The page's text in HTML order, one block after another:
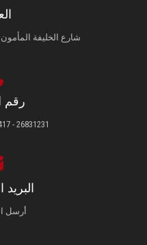
شارع الخليفة
رقم
26831231 - 26831417 - 26831474
البريد
أرسل